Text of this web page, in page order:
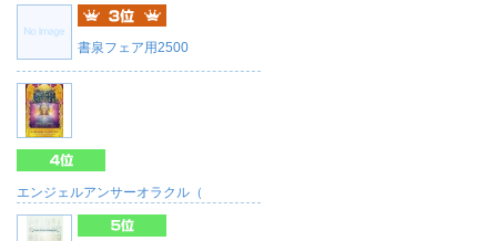
書泉フェア用2500
エンジェルアンサーオラクル（